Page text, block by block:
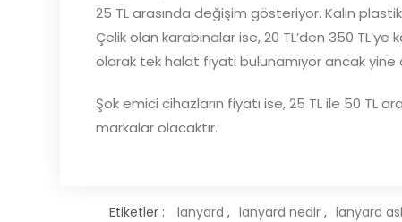
25 TL arasında değişim gösteriyor. Kalın
Çelik olan karabinalar ise, 20 TL’den 350
olarak tek halat fiyatı bulunamıyor ancak yine
Şok emici cihazların fiyatı ise, 25 TL ile 50 TL
markalar olacaktır.
Etiketler : lanyard , lanyard nedir , lanyard